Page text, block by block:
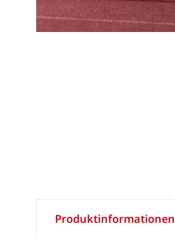
Produktinformationen